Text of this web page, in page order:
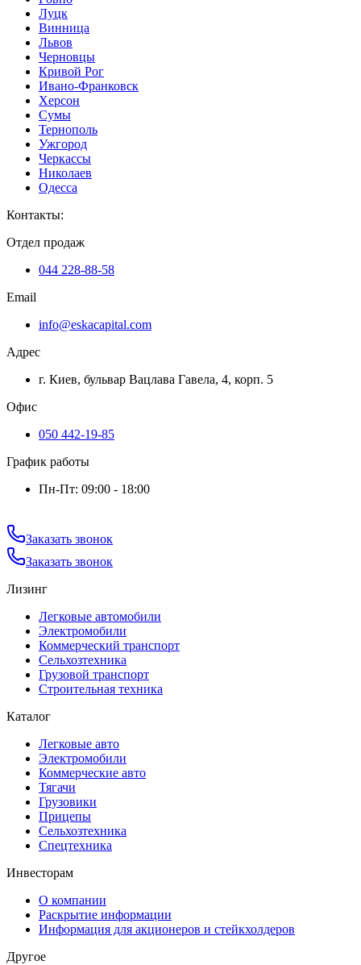
Луцк
Винница
Львов
Черновцы
Кривой Рог
Ивано-Франковск
Херсон
Сумы
Тернополь
Ужгород
Черкассы
Николаев
Одесса
Контакты:
Отдел продаж
044 228-88-58
Email
info@eskacapital.com
Адрес
г. Киев, бульвар Вацлава Гавела, 4, корп. 5
Офис
050 442-19-85
График работы
Пн-Пт: 09:00 - 18:00
Заказать звонок
Заказать звонок
Лизинг
Легковые автомобили
Электромобили
Коммерческий транспорт
Сельхозтехника
Грузовой транспорт
Строительная техника
Каталог
Легковые авто
Электромобили
Коммерческие авто
Тягачи
Грузовики
Прицепы
Сельхозтехника
Спецтехника
Инвесторам
О компании
Раскрытие информации
Информация для акционеров и стейкхолдеров
Другое